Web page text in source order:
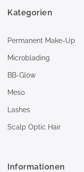
Kategorien
Permanent Make-Up
Microblading
BB-Glow
Meso
Lashes
Scalp Optic Hair
Informationen